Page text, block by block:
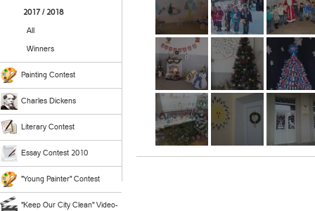
2017 / 2018
All
Winners
Painting Contest
Charles Dickens
Literary Contest
Essay Contest 2010
"Young Painter" Contest
"Keep Our City Clean" Video-